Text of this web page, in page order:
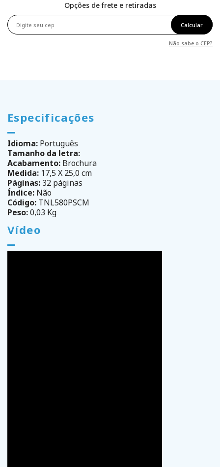
Opções de frete e retiradas
Calcular
Não sabe o CEP?
Especificações
Idioma: Português
Tamanho da letra:
Acabamento: Brochura
Medida: 17,5 X 25,0 cm
Páginas: 32 páginas
Índice: Não
Código: TNL580PSCM
Peso:0,03 Kg
Vídeo